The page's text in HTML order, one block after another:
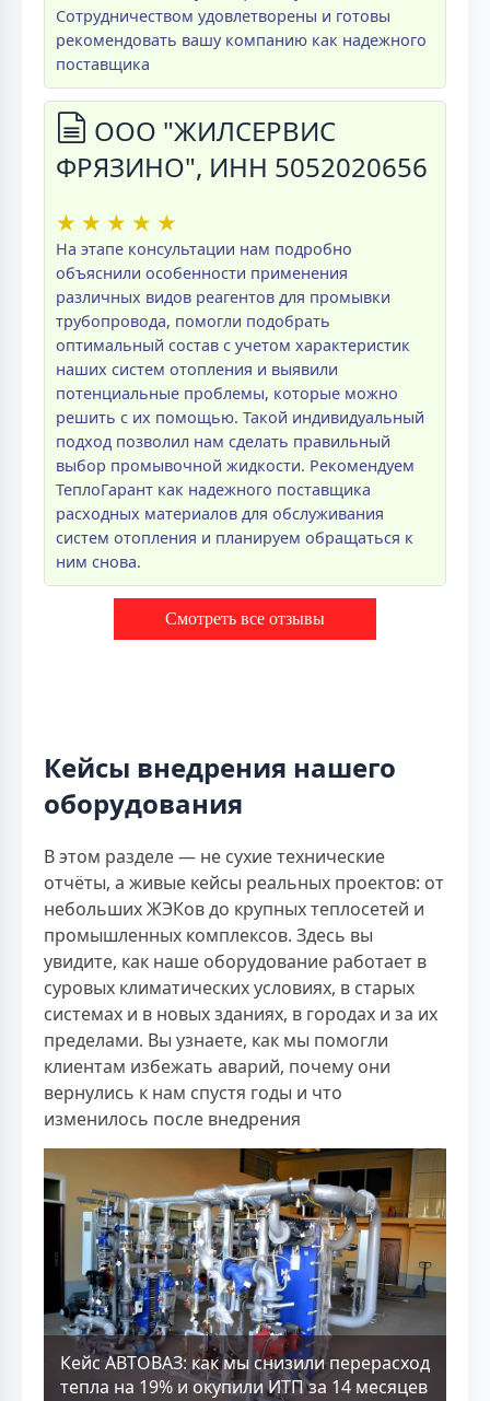
Сотрудничеством удовлетворены и готовы
рекомендовать вашу компанию как надежного
поставщика
ООО "ЖИЛСЕРВИС
ФРЯЗИНО", ИНН 5052020656
★ ★ ★ ★ ★
На этапе консультации нам подробно
объяснили особенности применения
различных видов реагентов для промывки
трубопровода, помогли подобрать
оптимальный состав с учетом характеристик
наших систем отопления и выявили
потенциальные проблемы, которые можно
решить с их помощью. Такой индивидуальный
подход позволил нам сделать правильный
выбор промывочной жидкости. Рекомендуем
ТеплоГарант как надежного поставщика
расходных материалов для обслуживания
систем отопления и планируем обращаться к
ним снова.
Смотреть все отзывы
Кейсы внедрения нашего
оборудования
В этом разделе — не сухие технические
отчёты, а живые кейсы реальных проектов: от
небольших ЖЭКов до крупных теплосетей и
промышленных комплексов. Здесь вы
увидите, как наше оборудование работает в
суровых климатических условиях, в старых
системах и в новых зданиях, в городах и за их
пределами. Вы узнаете, как мы помогли
клиентам избежать аварий, почему они
вернулись к нам спустя годы и что
изменилось после внедрения
Кейс АВТОВАЗ: как мы снизили перерасход
тепла на 19% и окупили ИТП за 14 месяцев